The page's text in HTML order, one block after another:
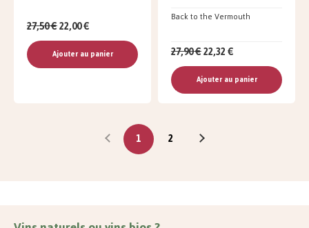
27,50 €22,00 €
Ajouter au panier
Back to the Vermouth
27,90 €22,32 €
Ajouter au panier
1 2